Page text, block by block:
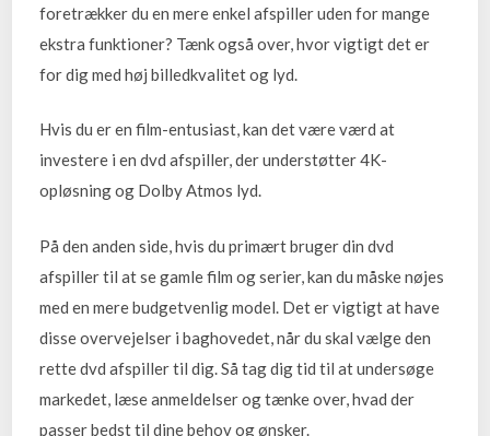
foretrækker du en mere enkel afspiller uden for mange
ekstra funktioner? Tænk også over, hvor vigtigt det er
for dig med høj billedkvalitet og lyd.
Hvis du er en film-entusiast, kan det være værd at
investere i en dvd afspiller, der understøtter 4K-
opløsning og Dolby Atmos lyd.
På den anden side, hvis du primært bruger din dvd
afspiller til at se gamle film og serier, kan du måske nøjes
med en mere budgetvenlig model. Det er vigtigt at have
disse overvejelser i baghovedet, når du skal vælge den
rette dvd afspiller til dig. Så tag dig tid til at undersøge
markedet, læse anmeldelser og tænke over, hvad der
passer bedst til dine behov og ønsker.